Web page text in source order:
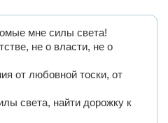
мне силы света!
не о власти, не о
от любовной тоски, от
света, найти дорожку к